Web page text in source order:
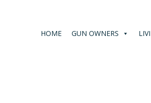
HOME GUN OWNERS